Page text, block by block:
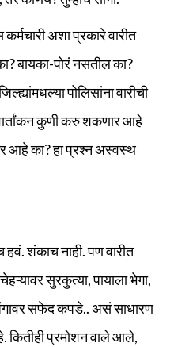
अशा प्रकारे वारीत
बायका-पोरं नसतील का?
पोलिसांना वारीची
कुणी करु शकणार आहे
आहे का? हा प्रश्न अस्वस्थ
हवं. शंकाच नाही. पण वारीत
सुरकुत्या, पायाला भेगा,
सफेद कपडे.. असं साधारण
कितीही प्रमोशन वाले आले,